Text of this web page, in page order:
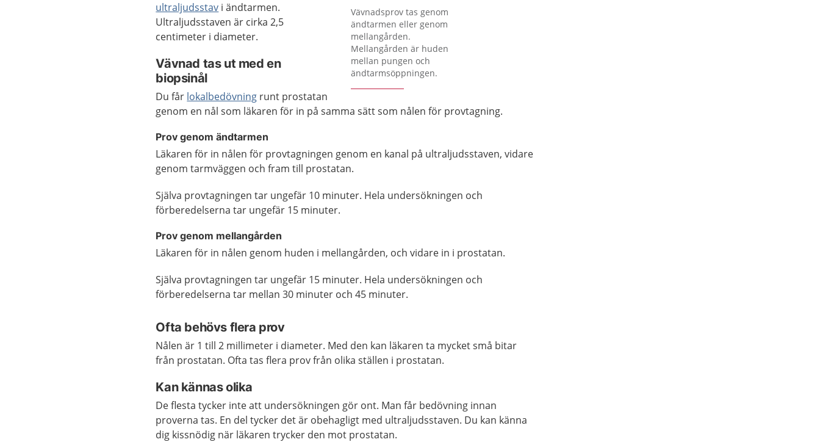
Förstora bilden
Vävnadsprov tas genom
ändtarmen eller genom
mellangården.
Mellangården är huden
mellan pungen och
ändtarmsöppningen.
ultraljudsstav i ändtarmen.
Ultraljudsstaven är cirka 2,5
centimeter i diameter.
Vävnad tas ut med en
biopsinål
Du får lokalbedövning runt prostatan
genom en nål som läkaren för in på samma sätt som nålen för provtagning.
Prov genom ändtarmen
Läkaren för in nålen för provtagningen genom en kanal på ultraljudsstaven, vidare
genom tarmväggen och fram till prostatan.
Själva provtagningen tar ungefär 10 minuter. Hela undersökningen och
förberedelserna tar ungefär 15 minuter.
Prov genom mellangården
Läkaren för in nålen genom huden i mellangården, och vidare in i prostatan.
Själva provtagningen tar ungefär 15 minuter. Hela undersökningen och
förberedelserna tar mellan 30 minuter och 45 minuter.
Ofta behövs flera prov
Nålen är 1 till 2 millimeter i diameter. Med den kan läkaren ta mycket små bitar
från prostatan. Ofta tas flera prov från olika ställen i prostatan.
Kan kännas olika
De flesta tycker inte att undersökningen gör ont. Man får bedövning innan
proverna tas. En del tycker det är obehagligt med ultraljudsstaven. Du kan känna
dig kissnödig när läkaren trycker den mot prostatan.